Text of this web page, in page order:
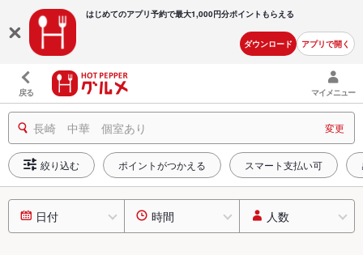
はじめてのアプリ予約で最大1,000円分ポイントもらえる
ダウンロード アプリで開く
戻る マイメニュー
長崎 中華 個室あり 変更
絞り込む ポイントがつかえる スマート支払い可
日付 時間 人数